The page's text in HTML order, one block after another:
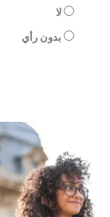
لا
بدون رأي